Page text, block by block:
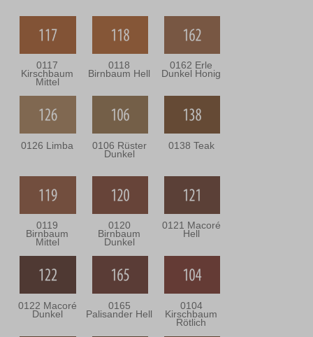
0117
Kirschbaum
Mittel
0118
Birnbaum Hell
0162 Erle
Dunkel Honig
0126 Limba 0106 Rüster
Dunkel
0138 Teak
0119
Birnbaum
Mittel
0120
Birnbaum
Dunkel
0121 Macoré
Hell
0122 Macoré
Dunkel
0165
Palisander Hell
0104
Kirschbaum
Rötlich